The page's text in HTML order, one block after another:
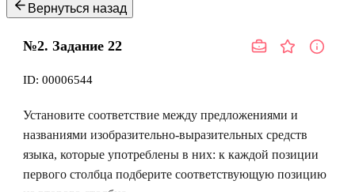
Вернуться назад
№2. Задание 22
ID: 00006544
Установите соответствие между предложениями и
названиями изобразительно-выразительных средств
языка, которые употреблены в них: к каждой позиции
первого столбца подберите соответствующую позицию